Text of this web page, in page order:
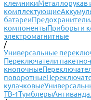
клемникиМеталлорукав
комплектующие
батареиПредохранители
компонентыПриборы и
электромагнитные
/
Универсальные
Переключатели
кнопочные
поворотные
кулачковые
ТВ-1Тумблеры